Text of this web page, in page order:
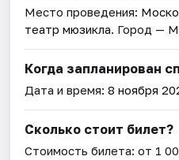
Место проведения:
театр мюзикла. Город —
Когда запланирован
Дата и время:8 ноября
Сколько стоит билет?
Стоимость билета: от 1